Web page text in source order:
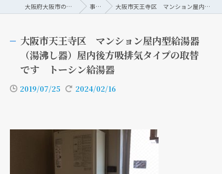
大阪府大阪市の水回りリフォームなら株式会社トーシン 事例/ブログ 大阪市天王寺区 マンション屋内型給湯器（湯沸し器）屋内後方吸排気タイプの取替です トーシン給湯器
大阪市天王寺区 マンション屋内型給湯器
（湯沸し器）屋内後方吸排気タイプの取替
です トーシン給湯器
2019/07/25 2024/02/16